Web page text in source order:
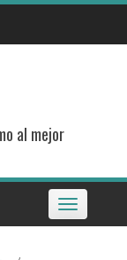
al mejor
Toggle
navigation